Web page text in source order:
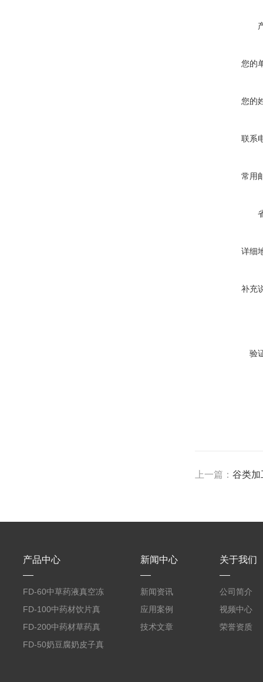
您的
您的
联系
常用
详细
补充
验
上一篇：谷类加
产品中心
FD-60中草药液真空冻
干机
FD-100中药材饮片真
空冻干机
FD-200中药材草药真
空冻干机
FD-50奶豆腐奶皮子真
新闻中心
新闻资讯
应用案例
技术文章
关于我们
公司简介
视频中心
荣誉资质